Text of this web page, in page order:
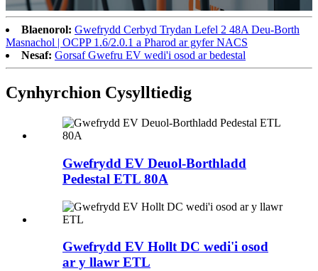
Blaenorol: Gwefrydd Cerbyd Trydan Lefel 2 48A Deu-Borth
Masnachol | OCPP 1.6/2.0.1 a Pharod ar gyfer NACS
Nesaf: Gorsaf Gwefru EV wedi'i osod ar bedestal
Cynhyrchion Cysylltiedig
Gwefrydd EV Deuol-Borthladd
Pedestal ETL 80A
Gwefrydd EV Hollt DC wedi'i osod
ar y llawr ETL